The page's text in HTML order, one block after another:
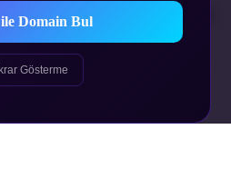
Domain Bul
Gösterme
periyodunu seçin.
indirim fırsatını